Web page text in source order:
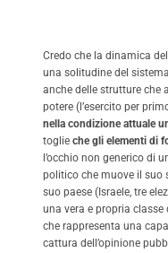
Credo che la dinamica
una solitudine del
anche delle strutture che
potere (l’esercito per
nella condizione attuale
toglie che gli elementi di
l’occhio non generico di
politico che muove il suo
suo paese (Israele, tre
una vera e propria
che rappresenta una
cattura dell’opinione